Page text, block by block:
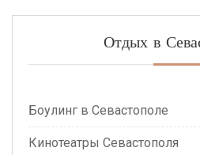
Отдых в
Боулинг в Севастополе
Кинотеатры Севастополя